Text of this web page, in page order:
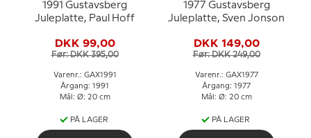
1991 Gustavsberg
Juleplatte, Paul Hoff
DKK 99,00
Før: DKK 395,00
Varenr.: GAX1991
Årgang: 1991
Mål: Ø: 20 cm
PÅ LAGER
1977 Gustavsberg
Juleplatte, Sven Jonson
DKK 149,00
Før: DKK 249,00
Varenr.: GAX1977
Årgang: 1977
Mål: Ø: 20 cm
PÅ LAGER